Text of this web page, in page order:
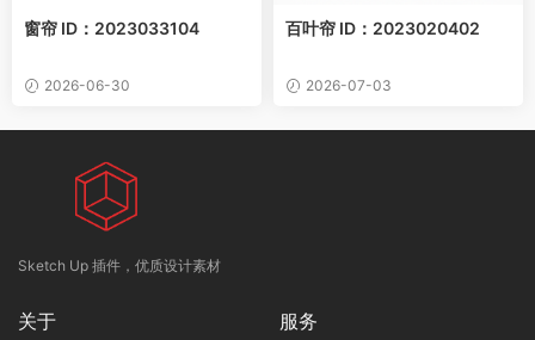
窗帘 ID：2023033104
2026-06-30
百叶帘 ID：2023020402
2026-07-03
Sketch Up 插件，优质设计素材
关于 服务